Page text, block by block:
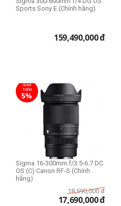
Sports Sony E (Chính hãng)
159,490,000đ
GIẢM
THÊM
5%
Sigma 16-300mm f/3.5-6.7 DC
OS (C) Canon RF-S (Chính
hãng)
18,590,000 đ
17,690,000đ